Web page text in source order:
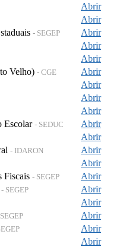
Abrir
Abrir
- SEGEP
Abrir
Abrir
Abrir
Velho) - CGE
Abrir
Abrir
Abrir
Abrir
Escolar - SEDUC
Abrir
Abrir
- IDARON
Abrir
Abrir
Fiscais - SEGEP
Abrir
- SEGEP
Abrir
Abrir
Abrir
Abrir
Abrir